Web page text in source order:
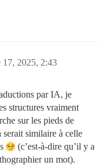
17, 2025, 2:43
par IA, je
structures vraiment
sur les pieds de
serait similaire à celle
(c’est-à-dire qu’il y a
un mot).